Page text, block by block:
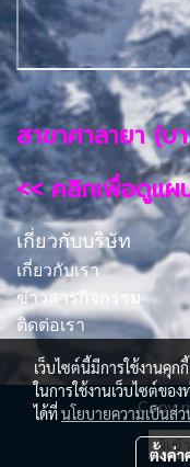
สาขาศาลายา (บ
<< คลิกเพื่อดูแผ
เกี่ยวกับบริษัท
เกี่ยวกับเรา
ข่าวสารกิจกรรม
ติดต่อเรา
Copy
ผู้เ
เว็บไซต์นี้มีการใช้งานคุ
ในการใช้งานเว็บไซต์ขอ
ได้ที่นโยบายความเป็นส่
ตั้งค่า